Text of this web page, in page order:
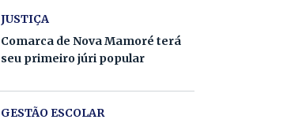
JUSTIÇA
Comarca de Nova Mamoré terá
seu primeiro júri popular
GESTÃO ESCOLAR